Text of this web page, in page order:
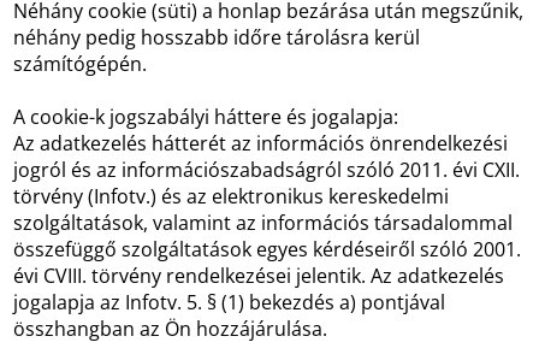
Néhány cookie (süti) a honlap bezárása után megszűnik,
néhány pedig hosszabb időre tárolásra kerül
számítógépén.
A cookie-k jogszabályi háttere és jogalapja:
Az adatkezelés hátterét az információs önrendelkezési
jogról és az információszabadságról szóló 2011. évi CXII.
törvény (Infotv.) és az elektronikus kereskedelmi
szolgáltatások, valamint az információs társadalommal
összefüggő szolgáltatások egyes kérdéseiről szóló 2001.
évi CVIII. törvény rendelkezései jelentik. Az adatkezelés
jogalapja az Infotv. 5. § (1) bekezdés a) pontjával
összhangban az Ön hozzájárulása.